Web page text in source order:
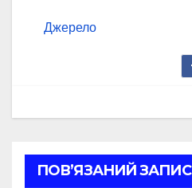
Джерело
ПОВ’ЯЗАНИЙ ЗАПИС